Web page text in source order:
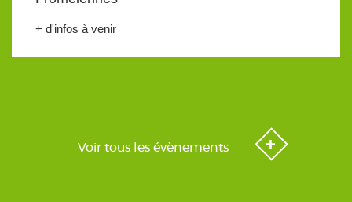
+ d'infos à venir
Voir tous les évènements